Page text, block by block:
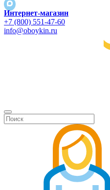
Интернет-магазин
+7 (800) 551-47-60
info@oboykin.ru